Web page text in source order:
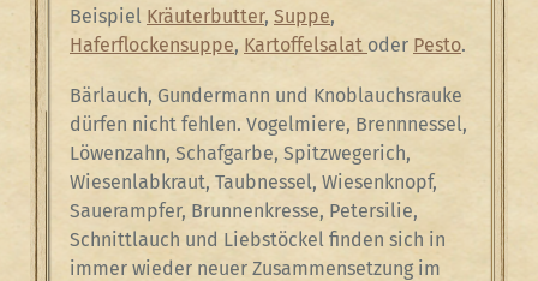
Beispiel Kräuterbutter, Suppe,
Haferflockensuppe, Kartoffelsalat oder Pesto.
Bärlauch, Gundermann und Knoblauchsrauke
dürfen nicht fehlen. Vogelmiere, Brennnessel,
Löwenzahn, Schafgarbe, Spitzwegerich,
Wiesenlabkraut, Taubnessel, Wiesenknopf,
Sauerampfer, Brunnenkresse, Petersilie,
Schnittlauch und Liebstöckel finden sich in
immer wieder neuer Zusammensetzung im